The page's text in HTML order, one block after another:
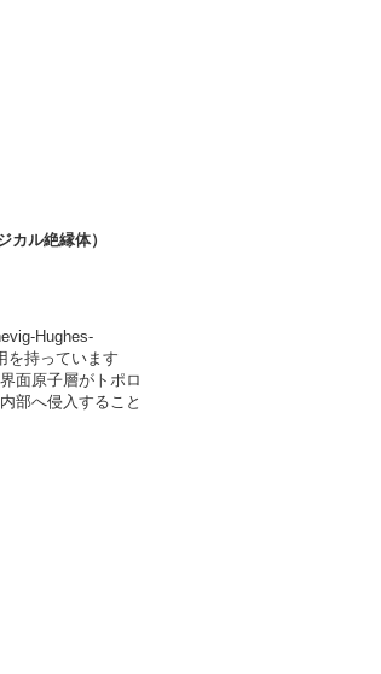
ル絶縁体）
Hughes-
を持っています
面原子層がトポロ
部へ侵入すること